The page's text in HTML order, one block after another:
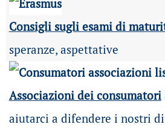
Consigli sugli esami di
speranze, aspettative
Associazioni dei consumatori
aiutarci a difendere i nostri